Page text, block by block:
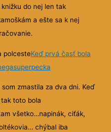
do nej len tak
a ešte sa k nej
polcesteKeď prvá časť bola
zmastila za dva dni. Keď
toto bola
všetko…napinák, ciťák,
chýbal iba